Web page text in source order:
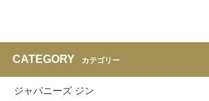
CATEGORY カテゴリー
ジャパニーズ ジン